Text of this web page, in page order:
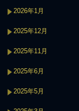
2026年1月
2025年12月
2025年11月
2025年6月
2025年5月